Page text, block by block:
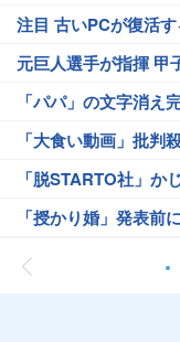
注目 古いPCが復活
元巨人選手が指揮 甲
「パパ」の文字消え
「大食い動画」批判
「脱STARTO社」
「授かり婚」発表前